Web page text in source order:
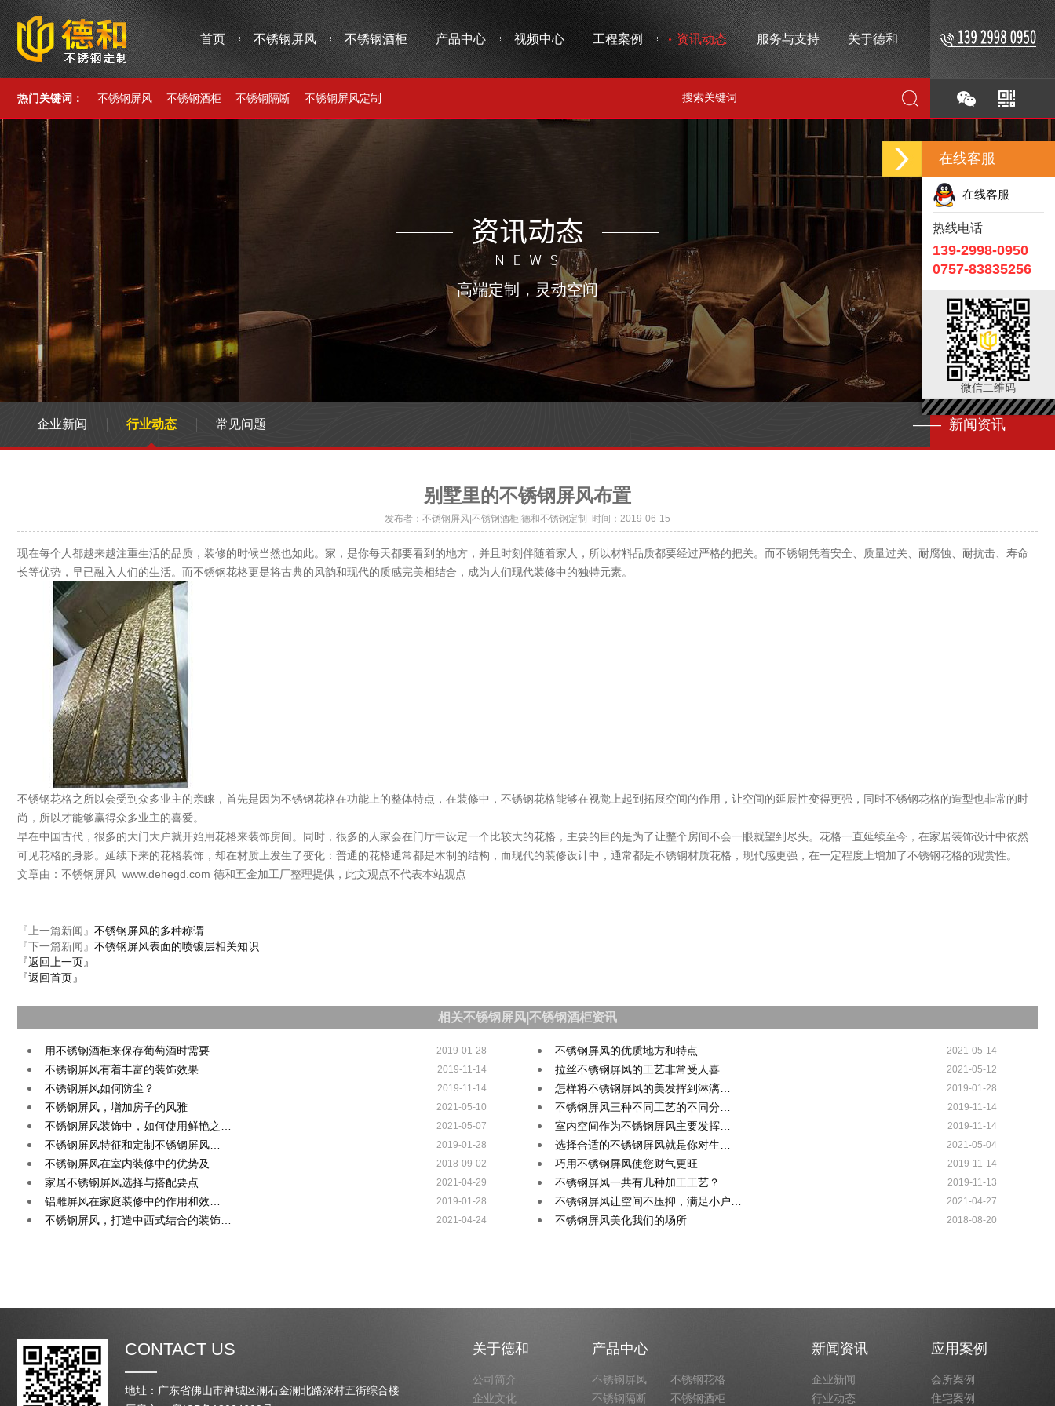
首页 不锈钢屏风 不锈钢酒柜 产品中心 视频中心 工程案例 资讯动态 服务与支持 关于德和
热门关键词： 不锈钢屏风 不锈钢酒柜 不锈钢隔断 不锈钢屏风定制
高端定制，灵动空间
企业新闻 行业动态 常见问题 —— 新闻资讯
别墅里的不锈钢屏风布置
发布者：不锈钢屏风|不锈钢酒柜|德和不锈钢定制 时间：2019-06-15
现在每个人都越来越注重生活的品质，装修的时候当然也如此。家，是你每天都要看到的地方，并且时刻伴随着家人，所以材料品质都要经过严格的把关。而不锈钢凭着安全、质量过关、耐腐蚀、耐抗击、寿命
长等优势，早已融入人们的生活。而不锈钢花格更是将古典的风韵和现代的质感完美相结合，成为人们现代装修中的独特元素。
不锈钢花格之所以会受到众多业主的亲睐，首先是因为不锈钢花格在功能上的整体特点，在装修中，不锈钢花格能够在视觉上起到拓展空间的作用，让空间的延展性变得更强，同时不锈钢花格的造型也非常的时
尚，所以才能够赢得众多业主的喜爱。
早在中国古代，很多的大门大户就开始用花格来装饰房间。同时，很多的人家会在门厅中设定一个比较大的花格，主要的目的是为了让整个房间不会一眼就望到尽头。花格一直延续至今，在家居装饰设计中依然
可见花格的身影。延续下来的花格装饰，却在材质上发生了变化：普通的花格通常都是木制的结构，而现代的装修设计中，通常都是不锈钢材质花格，现代感更强，在一定程度上增加了不锈钢花格的观赏性。
文章由：不锈钢屏风 www.dehegd.com 德和五金加工厂整理提供，此文观点不代表本站观点
『上一篇新闻』 不锈钢屏风的多种称谓
『下一篇新闻』 不锈钢屏风表面的喷镀层相关知识
『返回上一页』
『返回首页』
相关不锈钢屏风|不锈钢酒柜资讯
用不锈钢酒柜来保存葡萄酒时需要… 2019-01-28 不锈钢屏风的优质地方和特点 2021-05-14
不锈钢屏风有着丰富的装饰效果 2019-11-14 拉丝不锈钢屏风的工艺非常受人喜… 2021-05-12
不锈钢屏风如何防尘？ 2019-11-14 怎样将不锈钢屏风的美发挥到淋漓… 2019-01-28
不锈钢屏风，增加房子的风雅 2021-05-10 不锈钢屏风三种不同工艺的不同分… 2019-11-14
不锈钢屏风装饰中，如何使用鲜艳之… 2021-05-07 室内空间作为不锈钢屏风主要发挥… 2019-11-14
不锈钢屏风特征和定制不锈钢屏风… 2019-01-28 选择合适的不锈钢屏风就是你对生… 2021-05-04
不锈钢屏风在室内装修中的优势及… 2018-09-02 巧用不锈钢屏风使您财气更旺 2019-11-14
家居不锈钢屏风选择与搭配要点 2021-04-29 不锈钢屏风一共有几种加工工艺？ 2019-11-13
铝雕屏风在家庭装修中的作用和效… 2019-01-28 不锈钢屏风让空间不压抑，满足小户… 2021-04-27
不锈钢屏风，打造中西式结合的装饰… 2021-04-24 不锈钢屏风美化我们的场所 2018-08-20
CONTACT US
地址：广东省佛山市禅城区澜石金澜北路深村五街综合楼
关于德和
公司简介
企业文化
产品中心
不锈钢屏风
不锈钢花格
不锈钢隔断
不锈钢酒柜
新闻资讯
企业新闻
行业动态
应用案例
会所案例
住宅案例
在线客服
在线客服
热线电话
139-2998-0950
0757-83835256
微信二维码